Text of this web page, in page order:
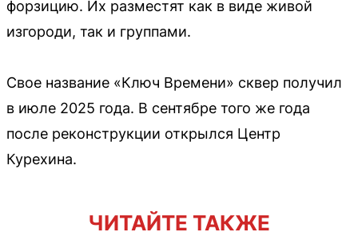
форзицию. Их разместят как в виде живой
изгороди, так и группами.
Свое название «Ключ Времени» сквер получил
в июле 2025 года. В сентябре того же года
после реконструкции открылся Центр
Курехина.
ЧИТАЙТЕ ТАКЖЕ